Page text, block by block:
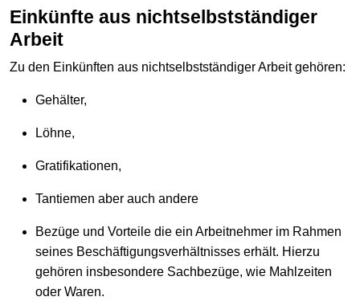
Einkünfte aus nichtselbstständiger
Arbeit
Zu den Einkünften aus nichtselbstständiger Arbeit gehören:
Gehälter,
Löhne,
Gratifikationen,
Tantiemen aber auch andere
Bezüge und Vorteile die ein Arbeitnehmer im Rahmen
seines Beschäftigungsverhältnisses erhält. Hierzu
gehören insbesondere Sachbezüge, wie Mahlzeiten
oder Waren.